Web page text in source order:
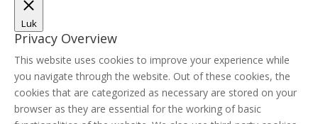
Luk
Privacy Overview
This website uses cookies to improve your experience while
you navigate through the website. Out of these cookies, the
cookies that are categorized as necessary are stored on your
browser as they are essential for the working of basic